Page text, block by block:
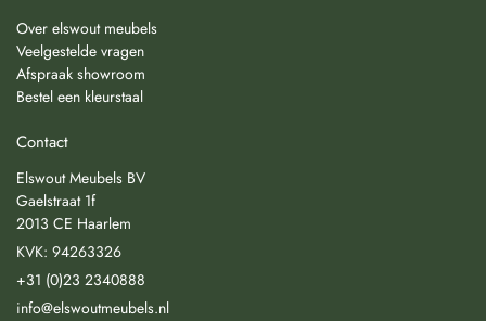
Over elswout meubels
Veelgestelde vragen
Afspraak showroom
Bestel een kleurstaal
Contact
Elswout Meubels BV
Gaelstraat 1f
2013 CE Haarlem
KVK: 94263326
+31 (0)23 2340888
info@elswoutmeubels.nl